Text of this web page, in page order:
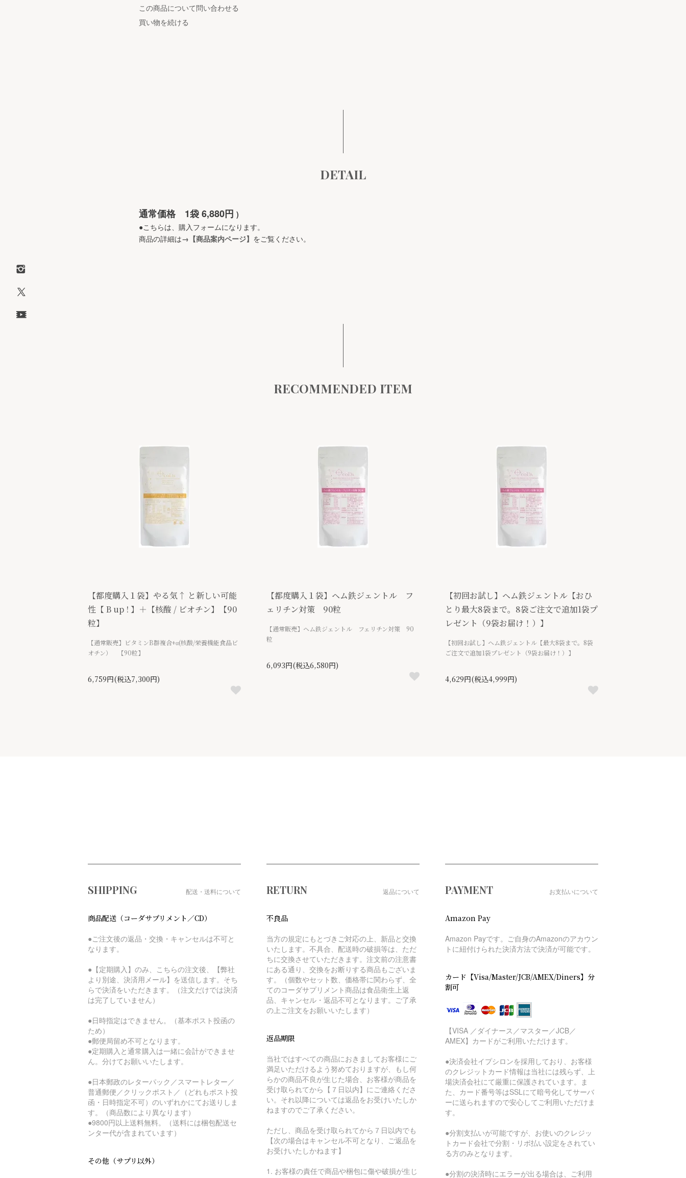
この商品について問い合わせる
買い物を続ける
DETAIL
通常価格 1袋 6,880円 )
●こちらは、購入フォームになります。
商品の詳細は→【商品案内ページ】 をご覧ください。
RECOMMENDED ITEM
【都度購入１袋】やる気↑ と新しい可能
性【 B up ! 】＋【核酸 / ビオチン】【90
粒】
【通常販売】ビタミンB群複合+α(核酸/栄養機能食品ビ
オチン） 【90粒】
6,759円(税込7,300円)
【都度購入１袋】ヘム鉄ジェントル フ
ェリチン対策 90粒
【通常販売】ヘム鉄ジェントル フェリチン対策 90
粒
6,093円(税込6,580円)
【初回お試し】ヘム鉄ジェントル【おひ
とり最大8袋まで。8袋ご注文で追加1袋プ
レゼント（9袋お届け！）】
【初回お試し】ヘム鉄ジェントル【最大8袋まで。8袋
ご注文で追加1袋プレゼント（9袋お届け！）】
4,629円(税込4,999円)
SHIPPING 配送・送料について
商品配送（コーダサプリメント／CD）
●ご注文後の返品・交換・キャンセルは不可と
なります。
●【定期購入】のみ、こちらの注文後、【弊社
より別途、決済用メール】を送信します。そち
らで決済をいただきます。（注文だけでは決済
は完了していません）
●日時指定はできません。（基本ポスト投函の
ため）
●郵便局留め不可となります。
●定期購入と通常購入は一緒に会計ができませ
ん。分けてお願いいたします。
●日本郵政のレターパック／スマートレター／
普通郵便／クリックポスト／（どれもポスト投
函・日時指定不可）のいずれかにてお送りしま
す。（商品数により異なります）
●9800円以上送料無料。（送料には梱包配送セ
ンター代が含まれています）
その他（サプリ以外）
RETURN 返品について
不良品
当方の規定にもとづきご対応の上、新品と交換
いたします。不具合、配送時の破損等は、ただ
ちに交換させていただきます。注文前の注意書
にある通り、交換をお断りする商品もございま
す。（個数やセット数、価格帯に関わらず、全
てのコーダサプリメント商品は食品衛生上返
品、キャンセル・返品不可となります。ご了承
の上ご注文をお願いいたします）
返品期限
当社ではすべての商品におきましてお客様にご
満足いただけるよう努めておりますが、もし何
らかの商品不良が生じた場合、お客様が商品を
受け取られてから【７日以内】にご連絡くださ
い。それ以降については返品をお受けいたしか
ねますのでご了承ください。
ただし、商品を受け取られてから７日以内でも
【次の場合はキャンセル不可となり、ご返品を
お受けいたしかねます】
1. お客様の責任で商品や梱包に傷や破損が生じ
PAYMENT お支払いについて
Amazon Pay
Amazon Payです。ご自身のAmazonのアカウン
トに紐付けられた決済方法で決済が可能です。
カード【Visa/Master/JCB/AMEX/Diners】分
割可
【VISA ／ダイナース／マスター／JCB／
AMEX】カードがご利用いただけます。
●決済会社イプシロンを採用しており、お客様
のクレジットカード情報は当社には残らず、上
場決済会社にて厳重に保護されています。ま
た、カード番号等はSSLにて暗号化してサーバ
ーに送られますので安心してご利用いただけま
す。
●分割支払いが可能ですが、お使いのクレジッ
トカード会社で分割・リボ払い設定をされてい
る方のみとなります。
●分割の決済時にエラーが出る場合は、ご利用